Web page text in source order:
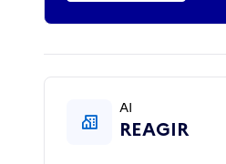
AI
REAGIR